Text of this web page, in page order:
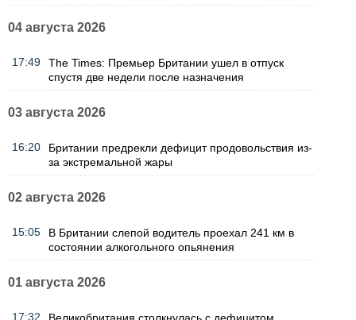
04 августа 2026
17:49
The Times: Премьер Британии ушел в отпуск
спустя две недели после назначения
03 августа 2026
16:20
Британии предрекли дефицит продовольствия из-
за экстремальной жары
02 августа 2026
15:05
В Британии слепой водитель проехал 241 км в
состоянии алкогольного опьянения
01 августа 2026
17:32